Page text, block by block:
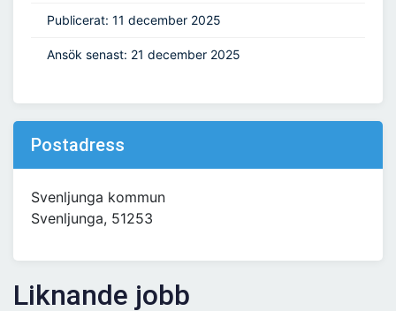
Publicerat: 11 december 2025
Ansök senast: 21 december 2025
Postadress
Svenljunga kommun
Svenljunga, 51253
Liknande jobb